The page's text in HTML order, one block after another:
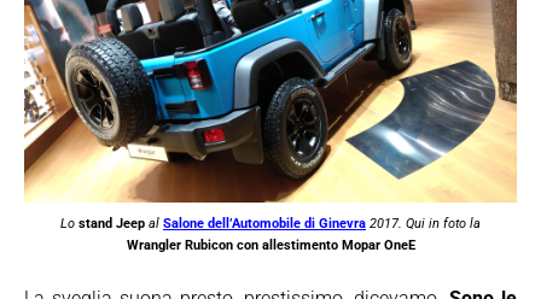
Lo stand Jeep al Salone dell’Automobile di Ginevra 2017. Qui in foto la
Wrangler Rubicon con allestimento Mopar OneE